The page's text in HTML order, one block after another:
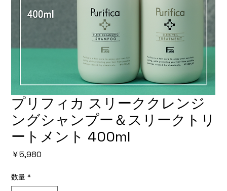
プリフィカ スリーククレンジ
ングシャンプー＆スリークトリ
ートメント 400ml
￥5,980
数量 *